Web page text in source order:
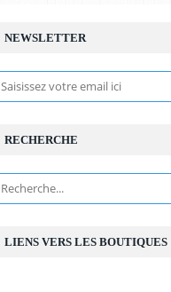
NEWSLETTER
RECHERCHE
LIENS VERS LES BOUTIQUES